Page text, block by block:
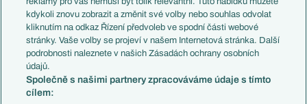
Zranění
Kluby
Arsenal FC
Chelsea FC
Manchester United
AC Milán
Přestupy
Zápasy
Livescore
Tipovací soutěž
kdykoli znovu zobrazit a změnit své volby nebo souhlas odvolat
kliknutím na odkaz Řízení předvoleb ve spodní části webové
stránky. Vaše volby se projeví v našem Internetová stránka. Další
podrobnosti naleznete v našich Zásadách ochrany osobních
údajů.
Společně s našimi partnery zpracováváme údaje s tímto
cílem: